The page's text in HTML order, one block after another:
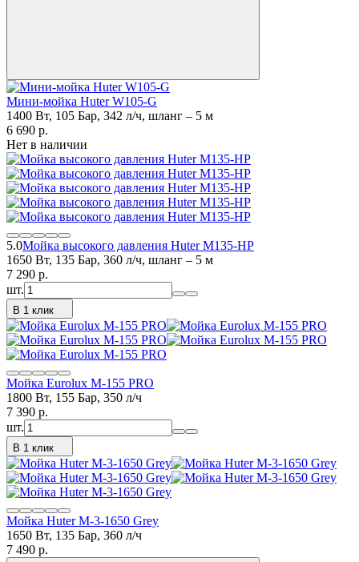
Мини-мойка Huter W105-G
1400 Вт, 105 Бар, 342 л/ч, шланг – 5 м
6 690 p.
Нет в наличии
5.0Мойка высокого давления Huter M135-HP
1650 Вт, 135 Бар, 360 л/ч, шланг – 5 м
7 290 p.
шт.
В 1 клик
Мойка Eurolux M-155 PRO
1800 Вт, 155 Бар, 350 л/ч
7 390 p.
шт.
В 1 клик
Мойка Huter M-3-1650 Grey
1650 Вт, 135 Бар, 360 л/ч
7 490 p.